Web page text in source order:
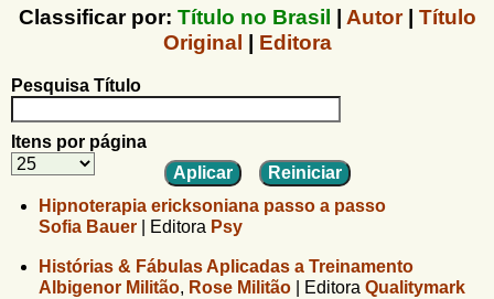
á
r
i
o
d
b
n
o
l
f
i
n
h
o
Classificar por: Título no Brasil Autor| Título
Original
Editora
Pesquisa Título
Itens por página
Hipnoterapia ericksoniana passo a passo
Sofia Bauer
Editora Psy
Histórias & Fábulas Aplicadas a Treinamento
Albigenor Militão, Rose Militão Editora Qualitymark